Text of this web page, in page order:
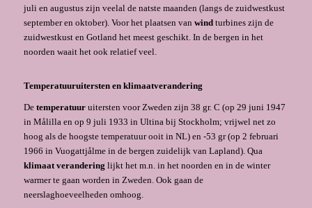
juli en augustus zijn veelal de natste maanden (langs de zuidwestkust
september en oktober). Voor het plaatsen van windturbines zijn de
zuidwestkust en Gotland het meest geschikt. In de bergen in het
noorden waait het ook relatief veel.
Temperatuuruitersten en klimaatverandering
De temperatuuruitersten voor Zweden zijn 38 gr. C (op 29 juni 1947
in Målilla en op 9 juli 1933 in Ultina bij Stockholm; vrijwel net zo
hoog als de hoogste temperatuur ooit in NL) en -53 gr (op 2 februari
1966 in Vuogattjålme in de bergen zuidelijk van Lapland). Qua
klimaat verandering lijkt het m.n. in het noorden en in de winter
warmer te gaan worden in Zweden. Ook gaan de
neerslaghoeveelheden omhoog.